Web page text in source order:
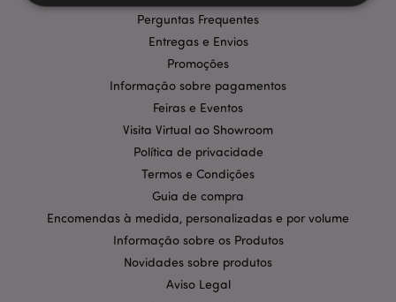
Perguntas Frequentes
Entregas e Envios
Promoções
Informação sobre pagamentos
Feiras e Eventos
Visita Virtual ao Showroom
Política de privacidade
Termos e Condições
Guia de compra
Encomendas à medida, personalizadas e por volume
Informação sobre os Produtos
Novidades sobre produtos
Aviso Legal
Estritamente necessários
Desempenho
Segmentação
Funcionalidade
funcionalidades centrais do website, tais como login
de utilizador e gestão de conta. O sítio web não
estritamente necessários.
CookieScriptConsent
CookieScript
.puckator.pt